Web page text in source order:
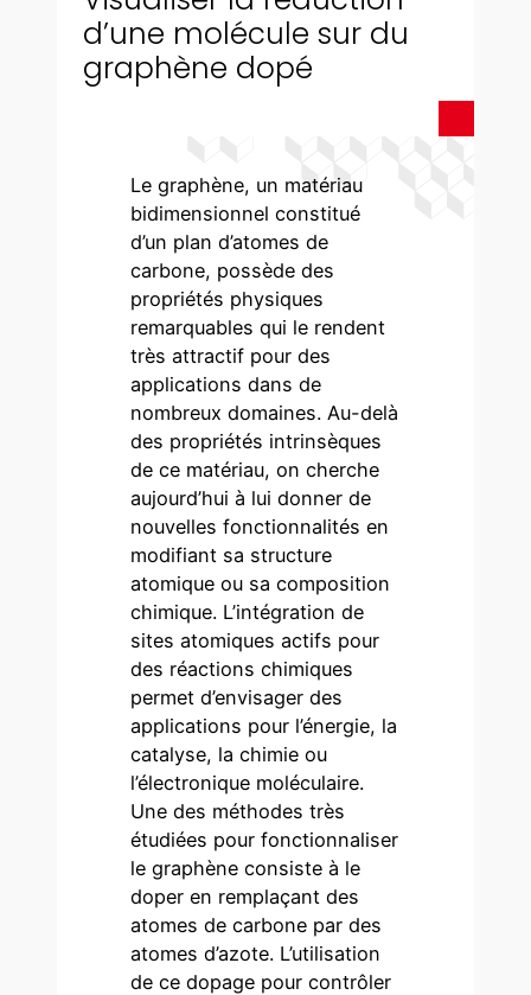
d’une molécule sur du
graphène dopé
Le graphène, un matériau
bidimensionnel constitué
d’un plan d’atomes de
carbone, possède des
propriétés physiques
remarquables qui le rendent
très attractif pour des
applications dans de
nombreux domaines. Au-delà
des propriétés intrinsèques
de ce matériau, on cherche
aujourd’hui à lui donner de
nouvelles fonctionnalités en
modifiant sa structure
atomique ou sa composition
chimique. L’intégration de
sites atomiques actifs pour
des réactions chimiques
permet d’envisager des
applications pour l’énergie, la
catalyse, la chimie ou
l’électronique moléculaire.
Une des méthodes très
étudiées pour fonctionnaliser
le graphène consiste à le
doper en remplaçant des
atomes de carbone par des
atomes d’azote. L’utilisation
de ce dopage pour contrôler